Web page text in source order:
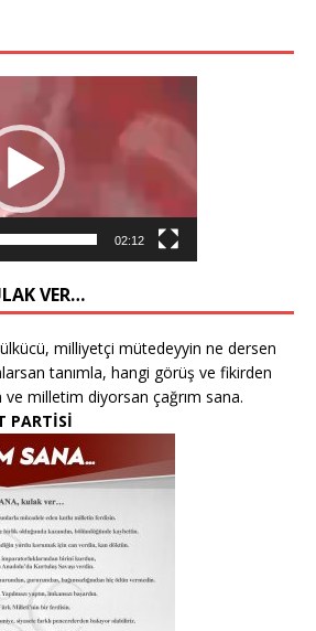
02:12
VER…
milliyetçi mütedeyyin ne dersen
tanımla, hangi görüş ve fikirden
milletim diyorsan çağrım sana.
PARTİSİ